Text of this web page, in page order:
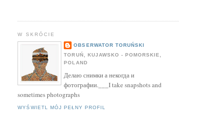
W SKRÓCIE
OBSERWATOR TORUŃSKI
TORUŃ, KUJAWSKO - POMORSKIE,
POLAND
Делаю снимки а некогда и
фотографии.___I take snapshots and
sometimes photographs
WYŚWIETL MÓJ PEŁNY PROFIL